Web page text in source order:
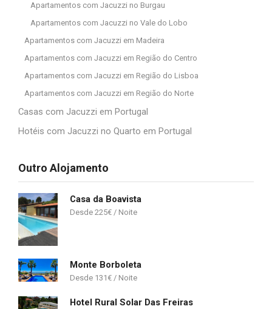
Apartamentos com Jacuzzi no Burgau
Apartamentos com Jacuzzi no Vale do Lobo
Apartamentos com Jacuzzi em Madeira
Apartamentos com Jacuzzi em Região do Centro
Apartamentos com Jacuzzi em Região do Lisboa
Apartamentos com Jacuzzi em Região do Norte
Casas com Jacuzzi em Portugal
Hotéis com Jacuzzi no Quarto em Portugal
Outro Alojamento
Casa da Boavista
225€
Monte Borboleta
131€
Hotel Rural Solar Das Freiras